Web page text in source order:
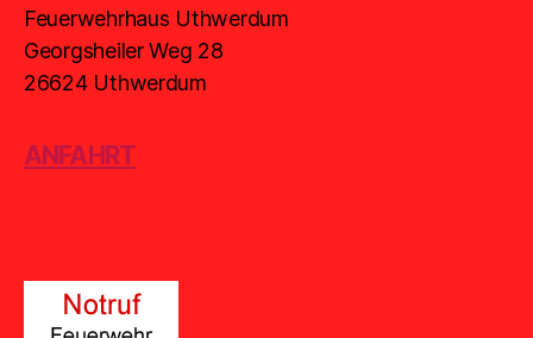
Feuerwehrhaus Uthwerdum
Georgsheiler Weg 28
26624 Uthwerdum
ANFAHRT